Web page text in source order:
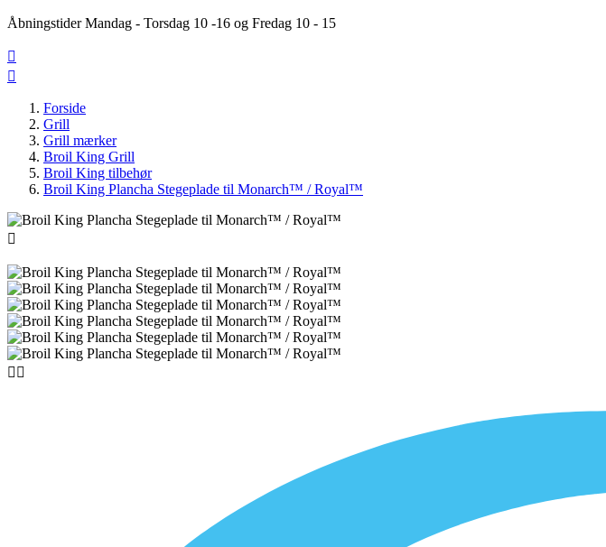
Åbningstider Mandag - Torsdag 10 -16 og Fredag 10 - 15


Forside
Grill
Grill mærker
Broil King Grill
Broil King tilbehør
Broil King Plancha Stegeplade til Monarch™ / Royal™

 